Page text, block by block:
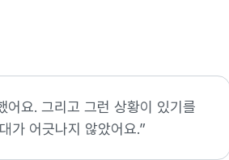
어요. 그리고 그런 상황이 있기를
가 어긋나지 않았어요.”